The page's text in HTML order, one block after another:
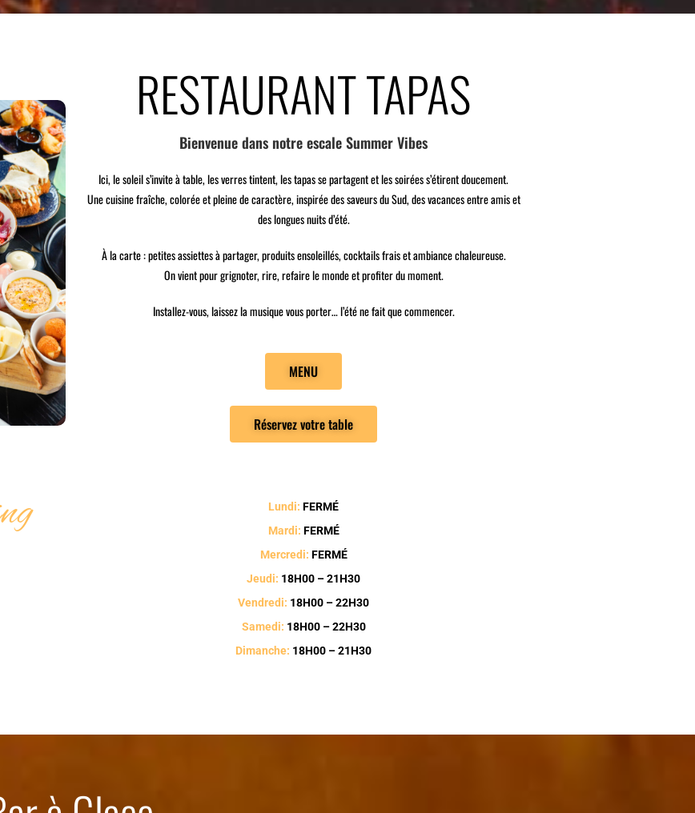
RESTAURANT TAPAS
Bienvenue dans notre escale Summer Vibes
Ici, le soleil s’invite à table, les verres tintent, les tapas se partagent et les soirées s’étirent doucement.
Une cuisine fraîche, colorée et pleine de caractère, inspirée des saveurs du Sud, des vacances entre amis et
des longues nuits d’été.
À la carte : petites assiettes à partager, produits ensoleillés, cocktails frais et ambiance chaleureuse.
On vient pour grignoter, rire, refaire le monde et profiter du moment.
Installez-vous, laissez la musique vous porter… l’été ne fait que commencer.
MENU
Réservez votre table
Lundi: FERMÉ
Mardi: FERMÉ
Mercredi: FERMÉ
Jeudi: 18H00 – 21H30
Vendredi: 18H00 – 22H30
Samedi: 18H00 – 22H30
Dimanche: 18H00 – 21H30